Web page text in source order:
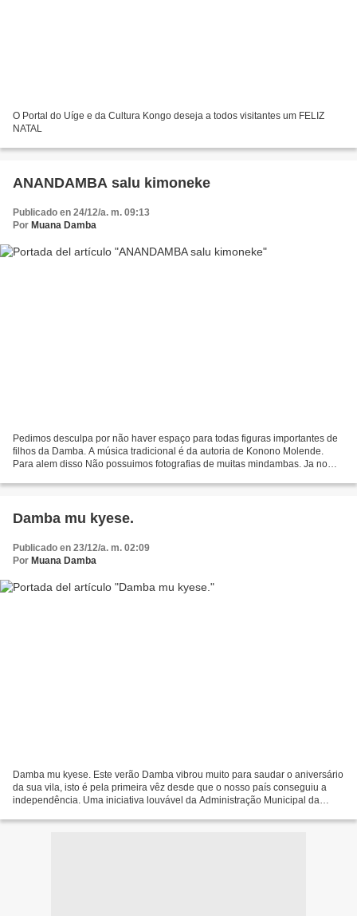
O Portal do Uíge e da Cultura Kongo deseja a todos visitantes um FELIZ
NATAL
ANANDAMBA salu kimoneke
Publicado en 24/12/a. m. 09:13
Por Muana Damba
Pedimos desculpa por não haver espaço para todas figuras importantes de
filhos da Damba. A música tradicional é da autoria de Konono Molende.
Para alem disso Não possuimos fotografias de muitas mindambas. Ja no
Damba mu kyese.
Publicado en 23/12/a. m. 02:09
Por Muana Damba
Damba mu kyese. Este verão Damba vibrou muito para saudar o aniversário
da sua vila, isto é pela primeira vêz desde que o nosso país conseguiu a
independência. Uma iniciativa louvável da Administração Municipal da